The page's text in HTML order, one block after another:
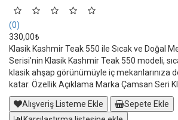
(0)
330,00₺
Klasik Kashmir Teak 550 ile Sıcak ve Doğal
Serisi'nin Klasik Kashmir Teak 550 modeli,
klasik ahşap görünümüyle iç mekanlarınıza
katar. Özellik Açıklama Marka Çamsan Seri
Alışveriş Listeme Ekle
Sepete Ekle